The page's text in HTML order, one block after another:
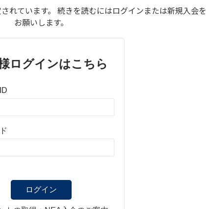
れています。 続きを読むにはログインまたは新規入会を
お願いします。
ログインはこちら